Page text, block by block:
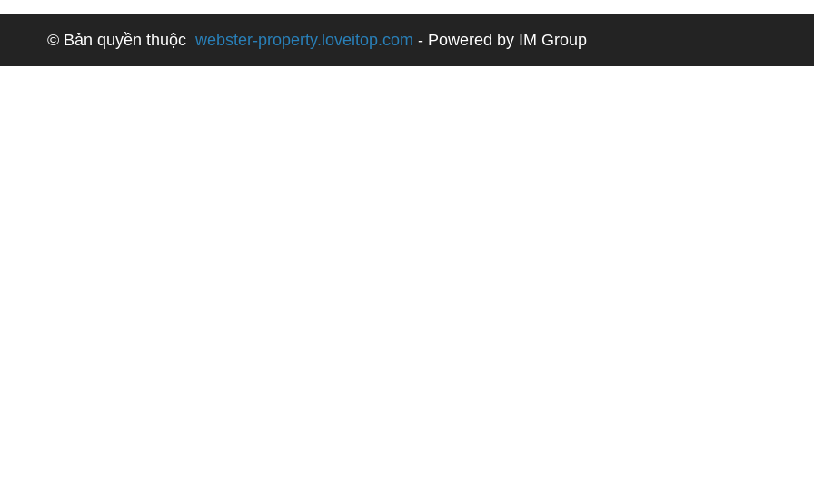
© Bản quyền thuộc webster-property.loveitop.com - Powered by IM Group